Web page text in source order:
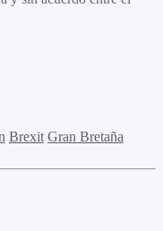
Brexit Gran Bretaña